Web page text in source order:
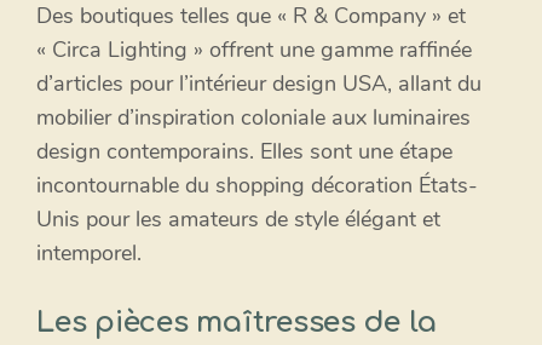
Des boutiques telles que « R & Company » et
« Circa Lighting » offrent une gamme raffinée
d’articles pour l’intérieur design USA, allant du
mobilier d’inspiration coloniale aux luminaires
design contemporains. Elles sont une étape
incontournable du shopping décoration États-
Unis pour les amateurs de style élégant et
intemporel.
Les pièces maîtresses de la